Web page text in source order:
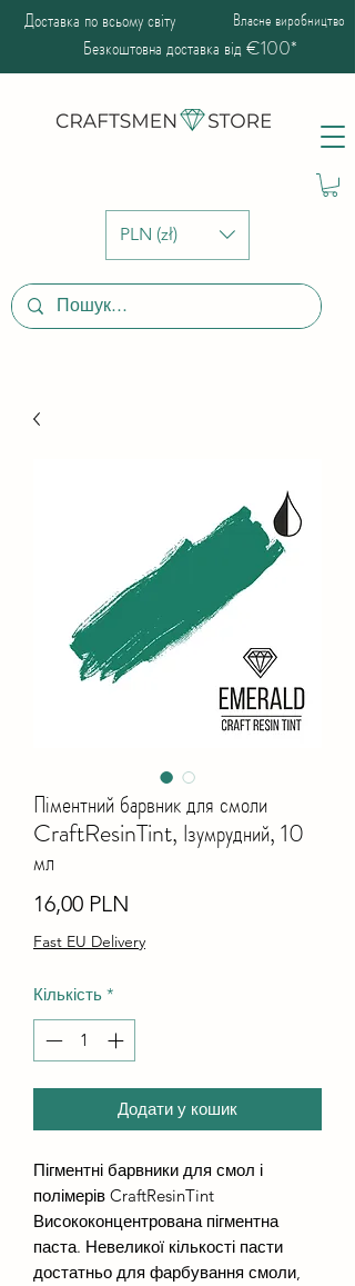
PLN (zł)
Доставка по всьому світу Власне виробництво
Безкоштовна доставка від €100*
Піментний барвник для смоли
CraftResinTint, Ізумрудний, 10
мл
16,00 PLN
Fast EU Delivery
Кількість *
Додати у кошик
Пігментні барвники для смол і
полімерів CraftResinTint
Висококонцентрована пігментна
паста. Невеликої кількості пасти
достатньо для фарбування смоли,